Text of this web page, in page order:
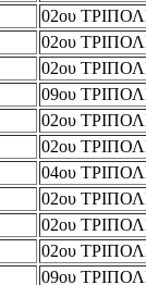
02ου
02ου
02ου
09ου
02ου
02ου
04ου
02ου
02ου
02ου
09ου